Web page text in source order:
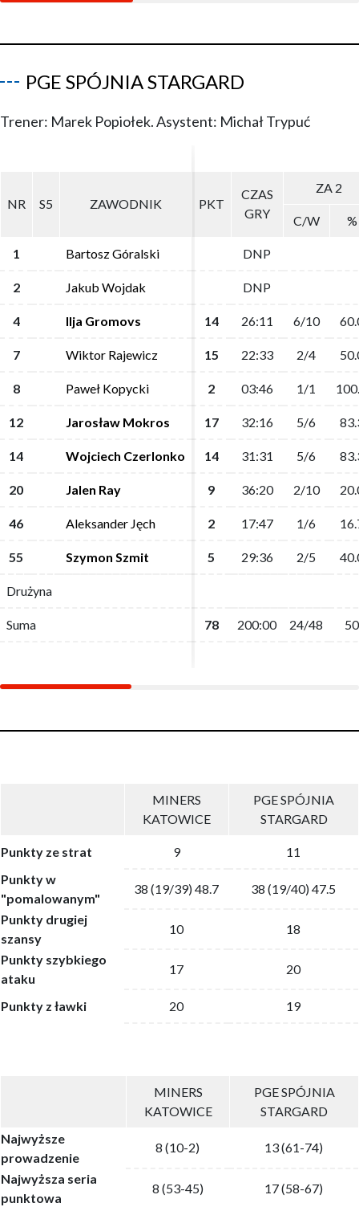
PGE SPÓJNIA STARGARD
Trener: Marek Popiołek. Asystent: Michał Trypuć
NR S5 ZAWODNIK PKT
CZAS
GRY
ZA 2
C/W %
1 Bartosz Góralski DNP
2 Jakub Wojdak DNP
4 Ilja Gromovs 14 26:11 6/10
7 Wiktor Rajewicz 15 22:33 2/4
8 Paweł Kopycki 2 03:46 1/1
12 Jarosław Mokros 17 32:16 5/6
14 Wojciech Czerlonko 14 31:31 5/6
20 Jalen Ray 9 36:20 2/10
46 Aleksander Jęch 2 17:47 1/6
55 Szymon Szmit 5 29:36 2/5
Drużyna
Suma 78 200:00 24/48 50
NR S5 ZAWODNIK PKT
CZAS
GRY
ZA 2
C/W %
1 Bartosz Góralski DNP
2 Jakub Wojdak DNP
4 Ilja Gromovs 14 26:11 6/10
7 Wiktor Rajewicz 15 22:33 2/4
8 Paweł Kopycki 2 03:46 1/1
12 Jarosław Mokros 17 32:16 5/6
14 Wojciech Czerlonko 14 31:31 5/6
20 Jalen Ray 9 36:20 2/10
46 Aleksander Jęch 2 17:47 1/6
55 Szymon Szmit 5 29:36 2/5
Drużyna
Suma 78 200:00 24/48 50
MINERS
KATOWICE
PGE SPÓJNIA
STARGARD
Punkty ze strat 9
11
Punkty w
"pomalowanym"
38 (19/39) 48.7
38 (19/40) 47.5
Punkty drugiej
szansy
10
18
Punkty szybkiego
ataku
17 20
Punkty z ławki 20 19
MINERS
KATOWICE
PGE SPÓJNIA
STARGARD
Najwyższe
prowadzenie
8 (10-2) 13 (61-74)
Najwyższa seria
punktowa
8 (53-45)
17 (58-67)